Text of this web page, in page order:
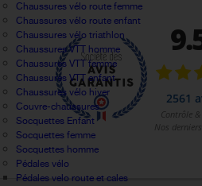
Chaussures vélo route femme
Chaussures vélo route enfant
Chaussures vélo triathlon
Chaussures VTT homme
Chaussures VTT femme
Chaussures VTT enfant
Chaussures vélo hiver
Couvre-chaussures
Socquettes Enfant
Socquettes femme
Socquettes homme
Pédales vélo
Pédales velo route et cales